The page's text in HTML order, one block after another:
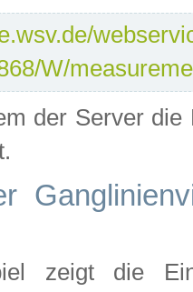
W/
der Server
zeigt die